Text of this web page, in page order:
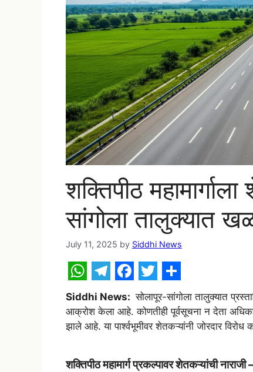
शक्तिपीठ
सांगोला तालुक्यात
July 11, 2025 by Siddhi News
W
h
a
s
T
e
l
g
F
a
c
b
T
w
i
t
S
h
a
e
Siddhi News: सोलापूर-सांगोला तालुक्यात
आक्रोश केला आहे. कोणतीही पूर्वसूचना न देता
झाले आहे. या पार्श्वभूमीवर शेतकऱ्यांनी जोरदार
शक्तिपीठ महामार्ग प्रकल्पावर शेतकऱ्यांची